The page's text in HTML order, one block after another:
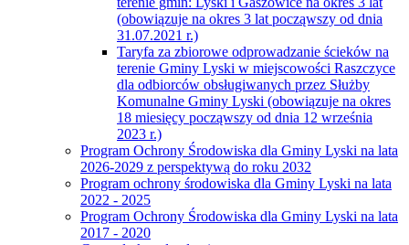
(obowiązuje na okres 3 lat począwszy od dnia
31.07.2021 r.)
Taryfa za zbiorowe odprowadzanie ścieków na
terenie Gminy Lyski w miejscowości Raszczyce
dla odbiorców obsługiwanych przez Służby
Komunalne Gminy Lyski (obowiązuje na okres
18 miesięcy począwszy od dnia 12 września
2023 r.)
Program Ochrony Środowiska dla Gminy Lyski na lata
2026-2029 z perspektywą do roku 2032
Program ochrony środowiska dla Gminy Lyski na lata
2022 - 2025
Program Ochrony Środowiska dla Gminy Lyski na lata
2017 - 2020